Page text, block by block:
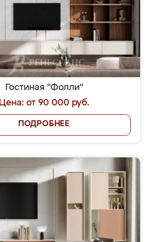
Гостиная "Фолли"
Цена: от 90 000 руб.
ПОДРОБНЕЕ